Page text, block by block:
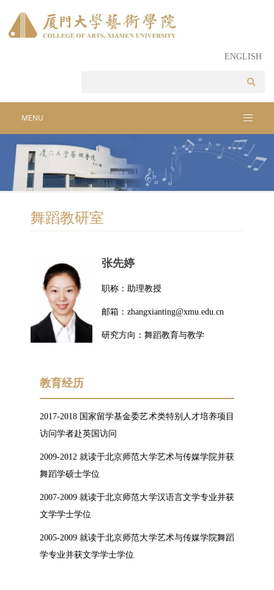
ENGLISH
MENU
舞蹈教研室
张先婷
职称：助理教授
邮箱：zhangxianting@xmu.edu.cn
研究方向：舞蹈教育与教学
教育经历
2017-2018 国家留学基金委艺术类特别人才培养项目
访问学者赴英国访问
2009-2012 就读于北京师范大学艺术与传媒学院并获
舞蹈学硕士学位
2007-2009 就读于北京师范大学汉语言文学专业并获
文学学士学位
2005-2009 就读于北京师范大学艺术与传媒学院舞蹈
学专业并获文学学士学位